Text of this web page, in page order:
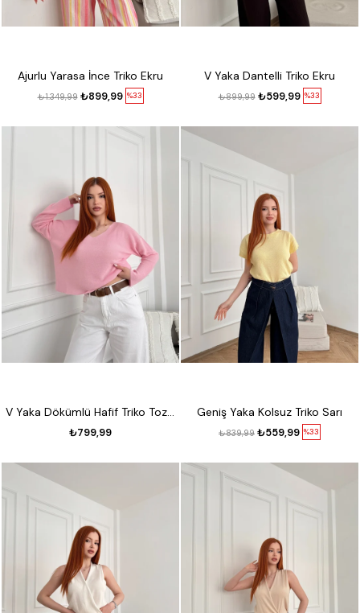
Ajurlu Yarasa İnce Triko Ekru
%33
₺899,99
₺1.349,99
V Yaka Dantelli Triko Ekru
%33
₺599,99
₺899,99
V Yaka Dökümlü Hafif Triko Toz pembe
₺799,99
Geniş Yaka Kolsuz Triko Sarı
%33
₺559,99
₺839,99